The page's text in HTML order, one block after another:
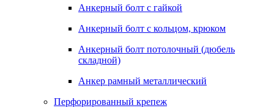
Анкерный болт с гайкой
Анкерный болт с кольцом, крюком
Анкерный болт потолочный (дюбель
складной)
Анкер рамный металлический
Перфорированный крепеж